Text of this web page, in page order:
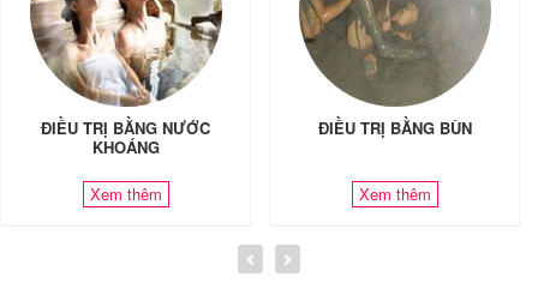
ĐIỀU TRỊ BẰNG NƯỚC
KHOÁNG
Xem thêm
ĐIỀU TRỊ BẰNG BÙN
Xem thêm